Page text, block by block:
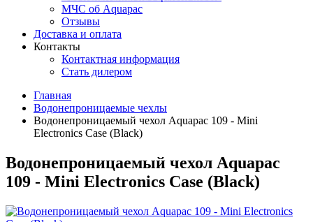
МЧС об Aquapac
Отзывы
Доставка и оплата
Контакты
Контактная информация
Стать дилером
Главная
Водонепроницаемые чехлы
Водонепроницаемый чехол Aquapac 109 - Mini
Electronics Case (Black)
Водонепроницаемый чехол Aquapac
109 - Mini Electronics Case (Black)